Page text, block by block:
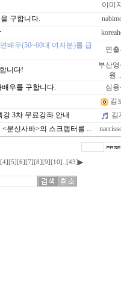
이미
구합니다.
배우(50~60대 여자분)를 급
연
니다!
부산
원
우를 구합니다. 심
김
3차 무료강좌 안내 김
분신사바>의 스크랩터를 ...
[4] [5] [6] [7] [8] [9] [10] ..[43]▶